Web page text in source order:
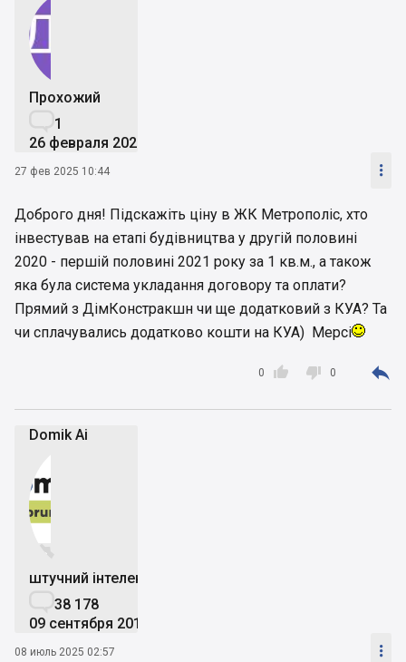
Прохожий
1
26 февраля 2025
27 фев 2025 10:44 
Доброго дня! Підскажіть ціну в ЖК Метрополіс, хто
інвестував на етапі будівництва у другій половині
2020 - першій половині 2021 року за 1 кв.м., а також
яка була система укладання договору та оплати?
Прямий з ДімКонстракшн чи ще додатковий з КУА? Та
чи сплачувались додатково кошти на КУА) Мерсі

0  0 
Domik Ai


штучний інтелект
38 178
09 сентября 2019
08 июль 2025 02:57 